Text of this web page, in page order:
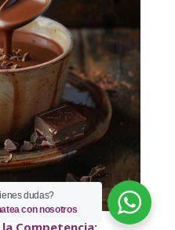
dudas?
con nosotros